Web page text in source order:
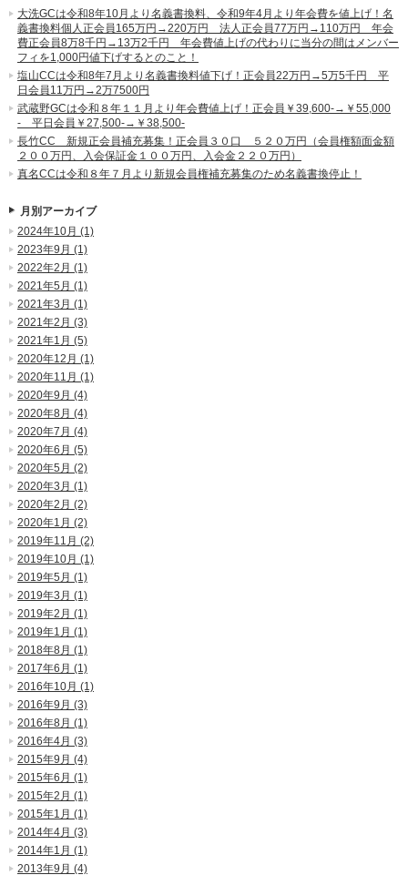
大洗GCは令和8年10月より名義書換料、令和9年4月より年会費を値上げ！名
義書換料個人正会員165万円→220万円 法人正会員77万円→110万円 年会
費正会員8万8千円→13万2千円 年会費値上げの代わりに当分の間はメンバー
フィを1,000円値下げするとのこと！
塩山CCは令和8年7月より名義書換料値下げ！正会員22万円→5万5千円 平
日会員11万円→2万7500円
武蔵野GCは令和８年１１月より年会費値上げ！正会員￥39,600-→￥55,000
- 平日会員￥27,500-→￥38,500-
長竹CC 新規正会員補充募集！正会員３０口 ５２０万円（会員権額面金額
２００万円、入会保証金１００万円、入会金２２０万円）
真名CCは令和８年７月より新規会員権補充募集のため名義書換停止！
月別アーカイブ
2024年10月 (1)
2023年9月 (1)
2022年2月 (1)
2021年5月 (1)
2021年3月 (1)
2021年2月 (3)
2021年1月 (5)
2020年12月 (1)
2020年11月 (1)
2020年9月 (4)
2020年8月 (4)
2020年7月 (4)
2020年6月 (5)
2020年5月 (2)
2020年3月 (1)
2020年2月 (2)
2020年1月 (2)
2019年11月 (2)
2019年10月 (1)
2019年5月 (1)
2019年3月 (1)
2019年2月 (1)
2019年1月 (1)
2018年8月 (1)
2017年6月 (1)
2016年10月 (1)
2016年9月 (3)
2016年8月 (1)
2016年4月 (3)
2015年9月 (4)
2015年6月 (1)
2015年2月 (1)
2015年1月 (1)
2014年4月 (3)
2014年1月 (1)
2013年9月 (4)